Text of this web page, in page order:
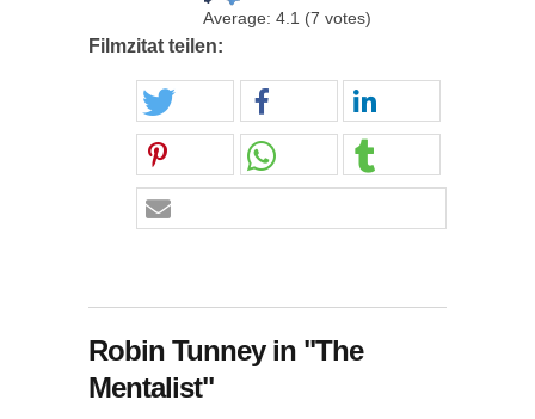
Average: 4.1 (7 votes)
Filmzitat teilen:
Robin Tunney in "The
Mentalist"